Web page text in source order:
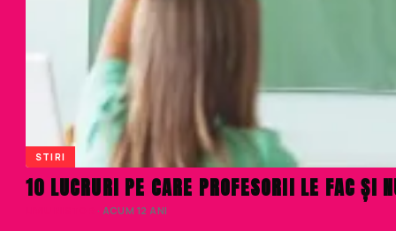
STIRI
10 LUCRURI PE CARE PROFESORII LE FAC ȘI
· ACUM 12 ANI